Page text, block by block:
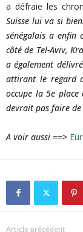
a défraie les
Suisse lui va si
sénégalais a enfin
côté de Tel-Aviv,
a également
attirant le regard
occupe la 5e
devrait pas faire de
A voir aussi ==>
Article précédent